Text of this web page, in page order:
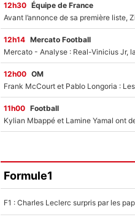
12h30 Équipe de France
12h14 Mercato Football
12h00 OM
11h00 Football
Formule1